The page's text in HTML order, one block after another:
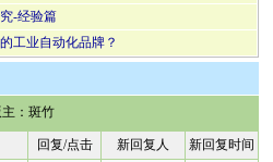
-经验篇
工业自动化品牌？
： 斑竹
回复/点击 新回复人 新回复时间